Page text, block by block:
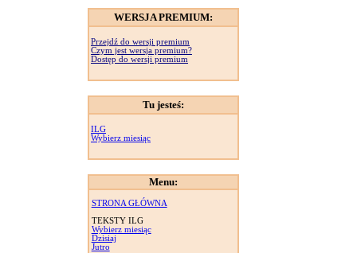
WERSJA PREMIUM:
Przejdź do wersji premium
Czym jest wersja premium?
Dostęp do wersji premium
Tu jesteś:
ILG
Wybierz miesiąc
Menu:
STRONA GŁÓWNA
TEKSTY ILG
Wybierz miesiąc
Dzisiaj
Jutro